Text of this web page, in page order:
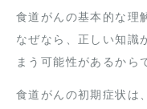
食道がんの基本的な理
なぜなら、正しい知識
まう可能性があるから
食道がんの初期症状は